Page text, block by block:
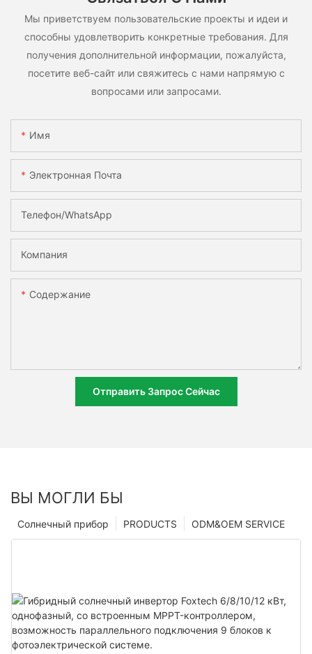
Мы приветствуем пользовательские проекты и идеи и
способны удовлетворить конкретные требования. Для
получения дополнительной информации, пожалуйста,
посетите веб-сайт или свяжитесь с нами напрямую с
вопросами или запросами.
Имя
Электронная Почта
Телефон/WhatsApp
Компания
Содержание
Отправить Запрос Сейчас
ВЫ МОГЛИ БЫ
ODM&OEM SERVICE
PRODUCTS
Солнечный прибор